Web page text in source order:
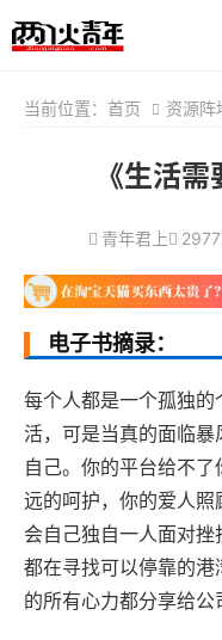
当前位置： 首页 资源阵
《生活
青年君上 2977
电子书摘录：
每个人都是一个孤独
活，可是当真的面临
自己。你的平台给不
远的呵护，你的爱人
会自己独自一人面对挫
都在寻找可以停靠的
的所有心力都分享给公